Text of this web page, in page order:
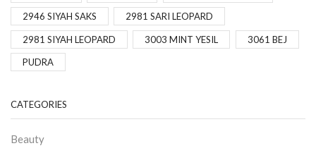
2946 SIYAH SAKS 2981 SARI LEOPARD
2981 SIYAH LEOPARD 3003 MINT YESIL 3061 BEJ
PUDRA
CATEGORIES
Beauty